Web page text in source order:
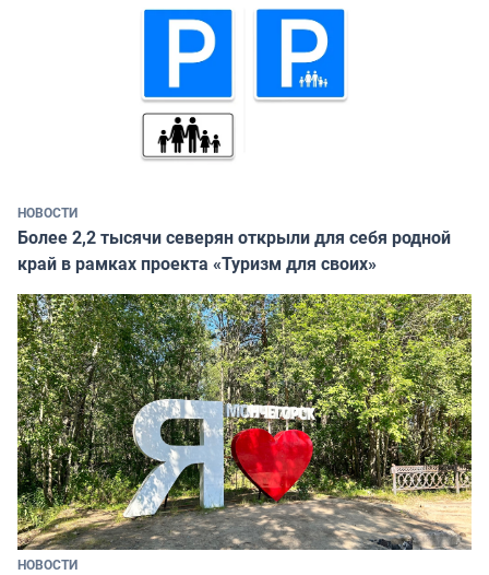
НОВОСТИ
Более 2,2 тысячи северян открыли для себя родной
край в рамках проекта «Туризм для своих»
НОВОСТИ